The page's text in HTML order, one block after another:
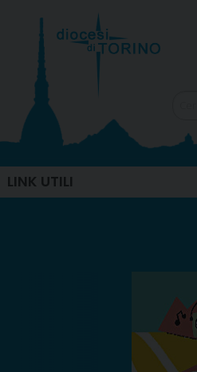
LINK UTILI